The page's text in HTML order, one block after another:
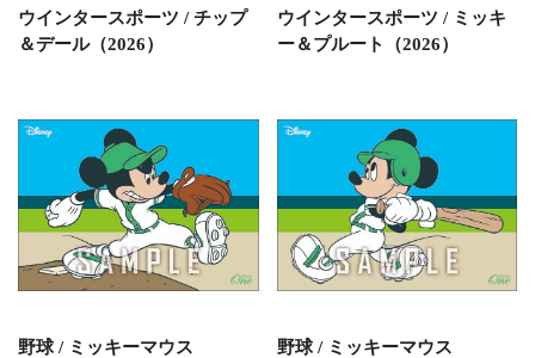
ウインタースポーツ / チップ
＆デール（2026）
ウインタースポーツ / ミッキ
ー＆プルート（2026）
野球 / ミッキーマウス
野球 / ミッキーマウス